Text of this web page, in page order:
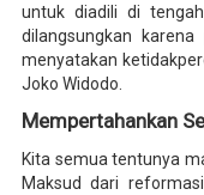
untuk diadili di
dilangsungkan
menyatakan
Joko Widodo.
Mempertahankan
Kita semua tentunya
Maksud dari